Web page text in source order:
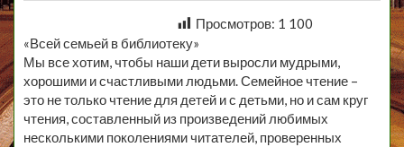
Просмотров: 1 100
«Всей семьей в библиотеку»
Мы все хотим, чтобы наши дети выросли мудрыми,
хорошими и счастливыми людьми. Семейное чтение –
это не только чтение для детей и с детьми, но и сам круг
чтения, составленный из произведений любимых
несколькими поколениями читателей, проверенных